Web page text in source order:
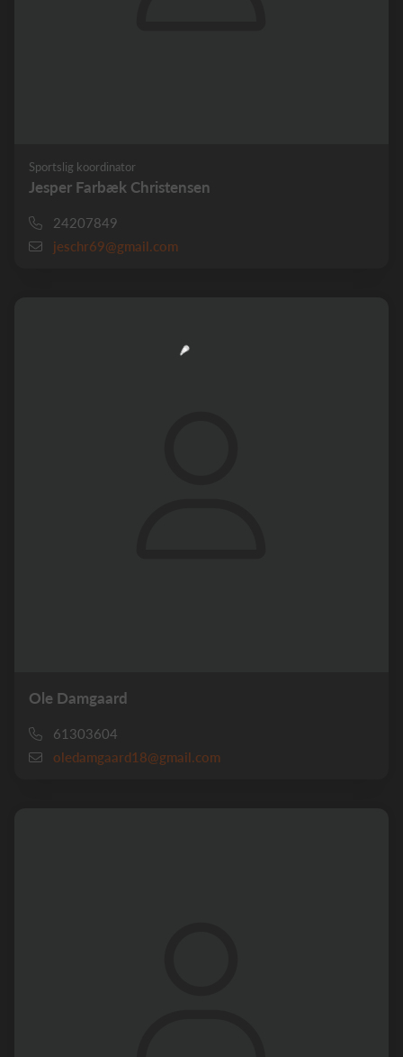
Sportslig koordinator
Jesper Farbæk Christensen
24207849
jeschr69@gmail.com
Ole Damgaard
61303604
oledamgaard18@gmail.com